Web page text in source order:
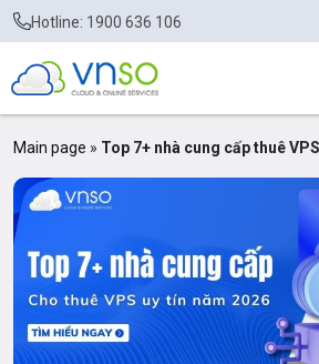
Hotline: 1900 636 106
Main page » Top 7+ nhà cung cấp thuê